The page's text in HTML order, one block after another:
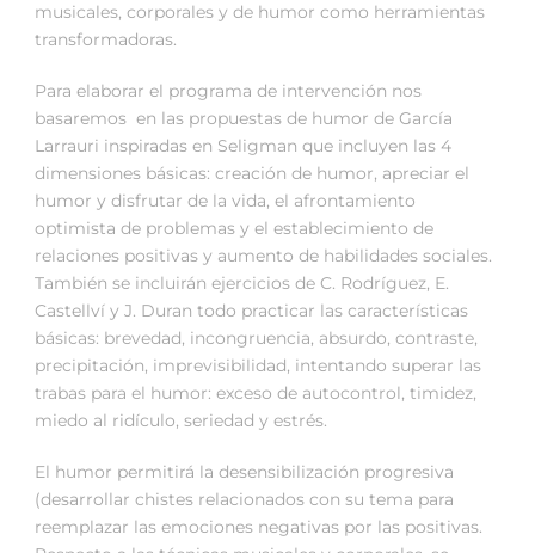
musicales, corporales y de humor como herramientas
transformadoras.
Para elaborar el programa de intervención nos
basaremos en las propuestas de humor de García
Larrauri inspiradas en Seligman que incluyen las 4
dimensiones básicas: creación de humor, apreciar el
humor y disfrutar de la vida, el afrontamiento
optimista de problemas y el establecimiento de
relaciones positivas y aumento de habilidades sociales.
También se incluirán ejercicios de C. Rodríguez, E.
Castellví y J. Duran todo practicar las características
básicas: brevedad, incongruencia, absurdo, contraste,
precipitación, imprevisibilidad, intentando superar las
trabas para el humor: exceso de autocontrol, timidez,
miedo al ridículo, seriedad y estrés.
El humor permitirá la desensibilización progresiva
(desarrollar chistes relacionados con su tema para
reemplazar las emociones negativas por las positivas.